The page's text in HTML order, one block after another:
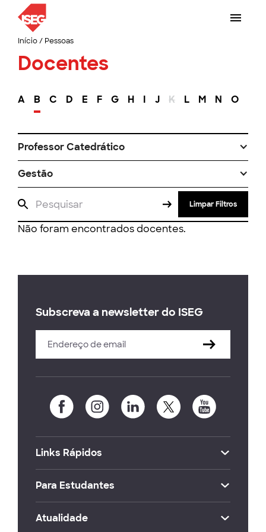
Início/ Pessoas
Docentes
A B C D E F G H I J K L M N O
Professor Catedrático
Gestão
Limpar Filtros
Não foram encontrados docentes.
Subscreva a newsletter do ISEG
Links Rápidos
Para Estudantes
Atualidade